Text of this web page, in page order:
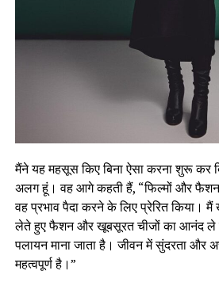
मैंने यह महसूस किए बिना ऐसा करना शुरू कर
अलग हूं। वह आगे कहती हैं, “फिल्मों और
वह प्रभाव पैदा करने के लिए प्रेरित किया। मैं
लेते हुए फैशन और खूबसूरत चीजों का आनंद ले
पलायन माना जाता है। जीवन में सुंदरता और
महत्वपूर्ण है।”